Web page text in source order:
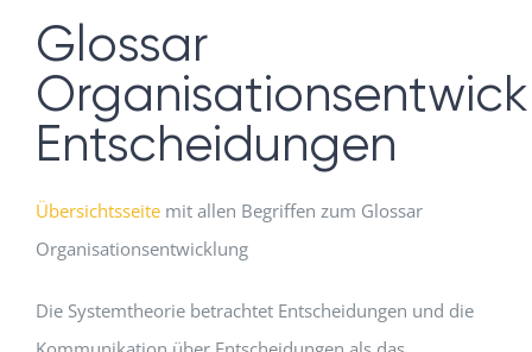
Glossar
Entscheidungen
Übersichtsseitemit allen Begriffen zum Glossar
Organisationsentwicklung
Die Systemtheorie betrachtet Entscheidungen und die